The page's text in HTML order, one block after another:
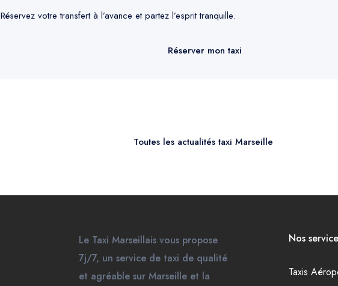
Réservez votre transfert à l’avance et partez l’esprit tranquille.
Réserver mon taxi
Toutes les actualités taxi Marseille
Le Taxi Marseillais vous propose
7j/7, un service de taxi de qualité
et agréable sur Marseille et la
Nos
Taxis